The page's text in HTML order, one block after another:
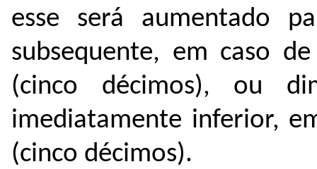
esse será aumentado
subsequente, em caso
(cinco décimos), ou
imediatamente inferior,
(cinco décimos).